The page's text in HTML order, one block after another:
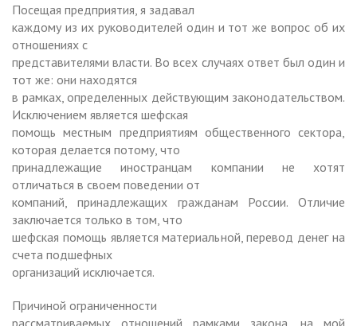
Посещая предприятия, я задавал
каждому из их руководителей один и тот же вопрос об их
отношениях с
представителями власти. Во всех случаях ответ был один и
тот же: они находятся
в рамках, определенных действующим законодательством.
Исключением является шефская
помощь местным предприятиям общественного сектора,
которая делается потому, что
принадлежащие иностранцам компании не хотят
отличаться в своем поведении от
компаний, принадлежащих гражданам России. Отличие
заключается только в том, что
шефская помощь является материальной, перевод денег на
счета подшефных
организаций исключается.
Причиной ограниченности
рассматриваемых отношений рамками закона, на мой